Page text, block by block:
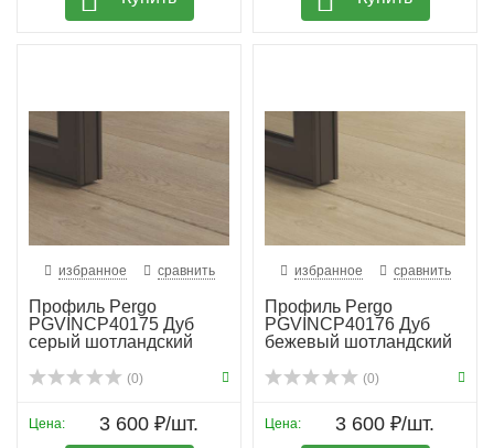
избранное сравнить
Профиль Pergo
PGVINCP40175 Дуб
серый шотландский
(0)
Цена: 3 600 ₽/шт.
избранное сравнить
Профиль Pergo
PGVINCP40176 Дуб
бежевый шотландский
(0)
Цена: 3 600 ₽/шт.